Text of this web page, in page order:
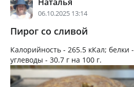
06.10.2025 13:14
Пирог со сливой
Калорийность - 265.5 кКал; белки -
углеводы - 30.7 г на 100 г.